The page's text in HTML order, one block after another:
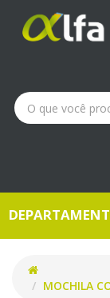
MOCHILA